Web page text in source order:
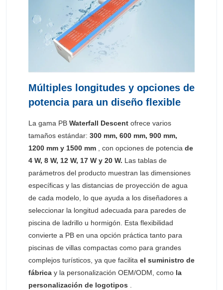
Múltiples longitudes y opciones de
potencia para un diseño flexible
La gama PB Waterfall Descent ofrece varios
tamaños estándar: 300 mm, 600 mm, 900 mm,
1200 mm y 1500 mm , con opciones de potencia de
4 W, 8 W, 12 W, 17 W y 20 W. Las tablas de
parámetros del producto muestran las dimensiones
específicas y las distancias de proyección de agua
de cada modelo, lo que ayuda a los diseñadores a
seleccionar la longitud adecuada para paredes de
piscina de ladrillo u hormigón. Esta flexibilidad
convierte a PB en una opción práctica tanto para
piscinas de villas compactas como para grandes
complejos turísticos, ya que facilita el suministro de
fábrica y la personalización OEM/ODM, como la
personalización de logotipos .